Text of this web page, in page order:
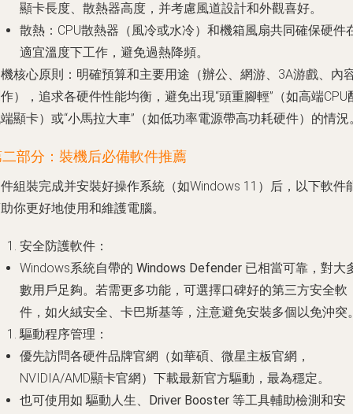
顯卡長度、散熱器高度，并考慮風道設計和外觀喜好。
散熱 ：CPU散熱器（風冷或水冷）和機箱風扇共同確保硬件
適宜溫度下工作，避免過熱降頻。
核心原則 ：明確預算和主要用途（辦公、網游、3A游戲、內
），追求各硬件性能均衡，避免出現“頭重腳輕”（如高端CPU
顯卡）或“小馬拉大車”（如低功率電源帶高功耗硬件）的情況
部分：裝機后必備軟件推薦
組裝完成并安裝好操作系統（如Windows 11）后，以下軟件
你更好地使用和維護電腦。
安全防護軟件 ：
Windows系統自帶的 Windows Defender 已相當可靠，對大
數用戶足夠。若需更多功能，可選擇口碑好的第三方安全軟
件，如火絨安全、卡巴斯基等，注意避免安裝多個以免沖突
驅動程序管理 ：
優先訪問各硬件品牌官網（如華碩、微星主板官網，
NVIDIA/AMD顯卡官網）下載最新官方驅動，最為穩定。
也可使用如驅動人生、 Driver Booster 等工具輔助檢測和安